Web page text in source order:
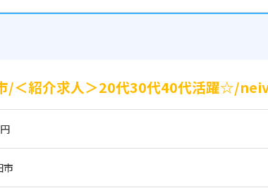
/＜紹介求人＞20代30代40代活躍☆/
市